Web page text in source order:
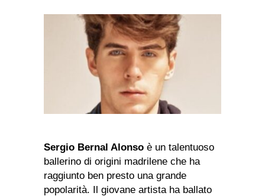
Sergio Bernal Alonso è un talentuoso
ballerino di origini madrilene che ha
raggiunto ben presto una grande
popolarità. Il giovane artista ha ballato